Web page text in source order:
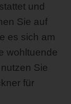
und
Sie auf
es sich am
wohltuende
Sie
für